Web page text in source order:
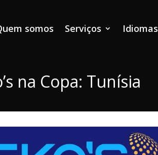
somos Serviços Idiomas
na Copa: Tunísia